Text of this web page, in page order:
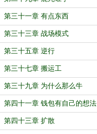
第三十一章 有点东西
第三十三章 战场模式
第三十五章 逆行
第三十七章 搬运工
第三十九章 为什么那么牛
第四十一章 钱包有自己的想法
第四十三章 扩散